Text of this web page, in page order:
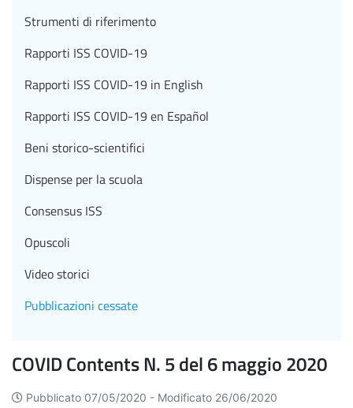
COVID Contents N. 5 del 6 maggio 2020
Pubblicato 07/05/2020 - Modificato 26/06/2020
Strumenti di riferimento
Rapporti ISS COVID-19
Rapporti ISS COVID-19 in English
Rapporti ISS COVID-19 en Español
Beni storico-scientifici
Dispense per la scuola
Consensus ISS
Opuscoli
Video storici
Pubblicazioni cessate